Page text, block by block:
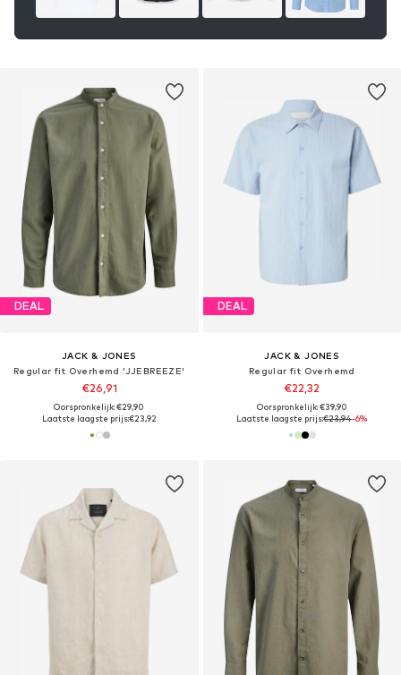
DEAL
JACK & JONES
Regular fit Overhemd 'JJEBREEZE'
€26,91
Oorspronkelijk: €29,90
Laatste laagste prijs:€23,92
DEAL
JACK & JONES
Regular fit Overhemd
€22,32
Oorspronkelijk: €39,90
Laatste laagste prijs:€23,94-6%